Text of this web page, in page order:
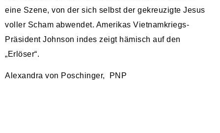
eine Szene, von der sich selbst der gekreuzigte Jesus
voller Scham abwendet. Amerikas Vietnamkriegs-
Präsident Johnson indes zeigt hämisch auf den
„Erlöser“.
Alexandra von Poschinger, PNP